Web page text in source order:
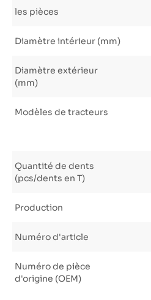
les pièces
Diamètre intérieur (mm)
Diamètre extérieur
(mm)
Modèles de tracteurs
Quantité de dents
(pcs/dents en T)
Production
Numéro d'article
Numéro de pièce
d'origine (OEM)